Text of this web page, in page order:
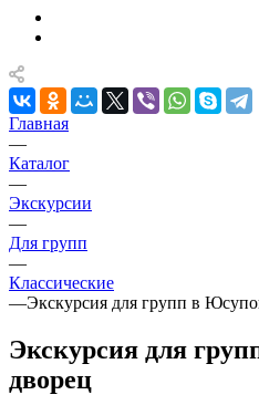
Главная
—
Каталог
—
Экскурсии
—
Для групп
—
Классические
—Экскурсия для групп в
Экскурсия для
дворец